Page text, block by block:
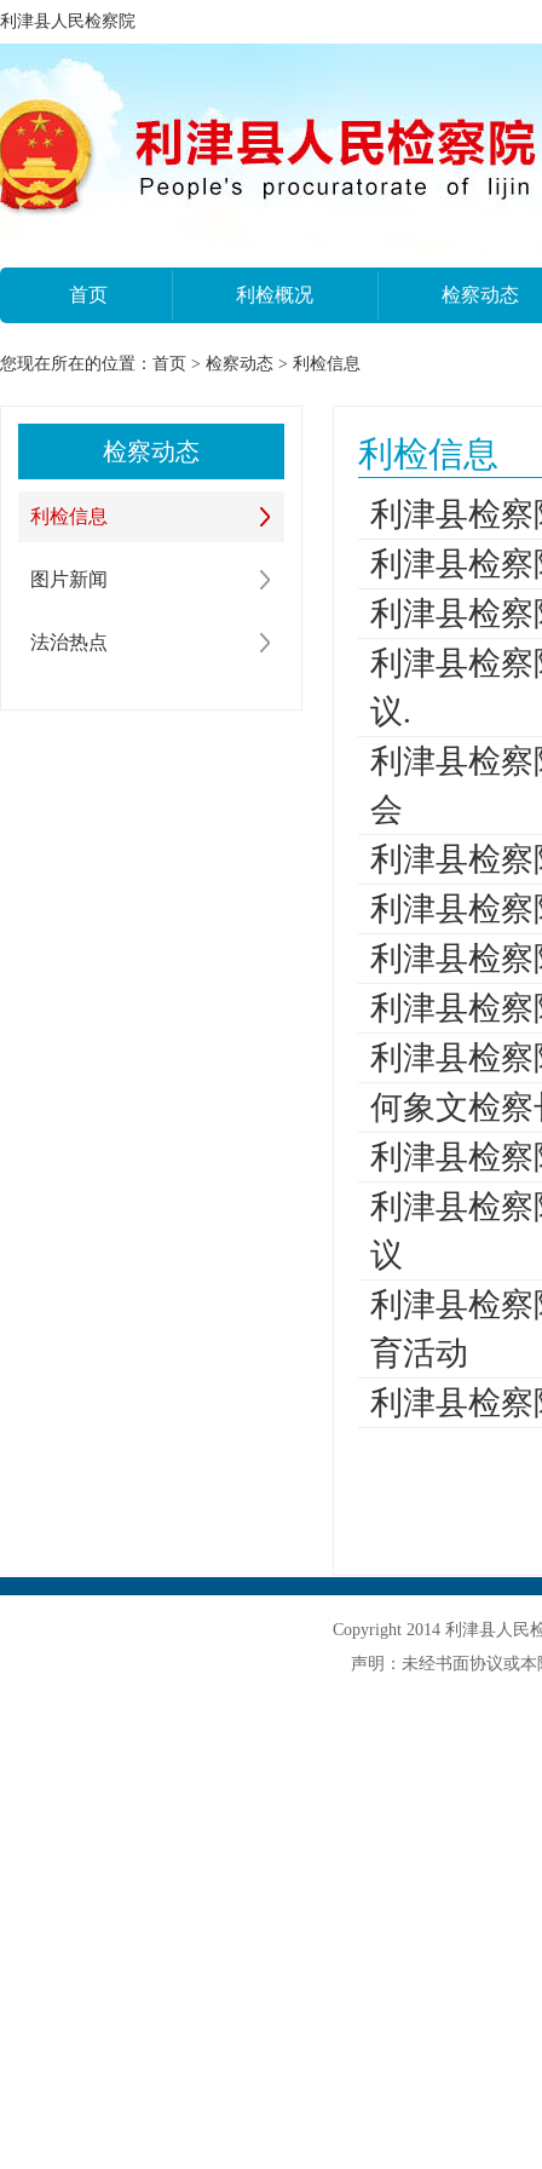
利津县人民检察院
首页 利检概况 检察动态
您现在所在的位置： 首页 > 检察动态 > 利检信息
检察动态
利检信息
图片新闻
法治热点
利检信息
利津县检
利津县检察
利津县检
利津县检
议.
利津县检
会
利津县检察
利津县检
利津县检察
利津县检
利津县检察
何象文检
利津县检察
利津县检
议
利津县检
育活动
利津县检察
Copyright 2014 利津县人民
声明：未经书面协议或